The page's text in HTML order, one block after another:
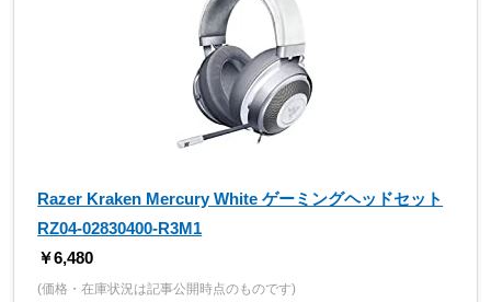
Razer Kraken Mercury White ゲーミングヘッドセット
RZ04-02830400-R3M1
￥6,480
(価格・在庫状況は記事公開時点のものです)